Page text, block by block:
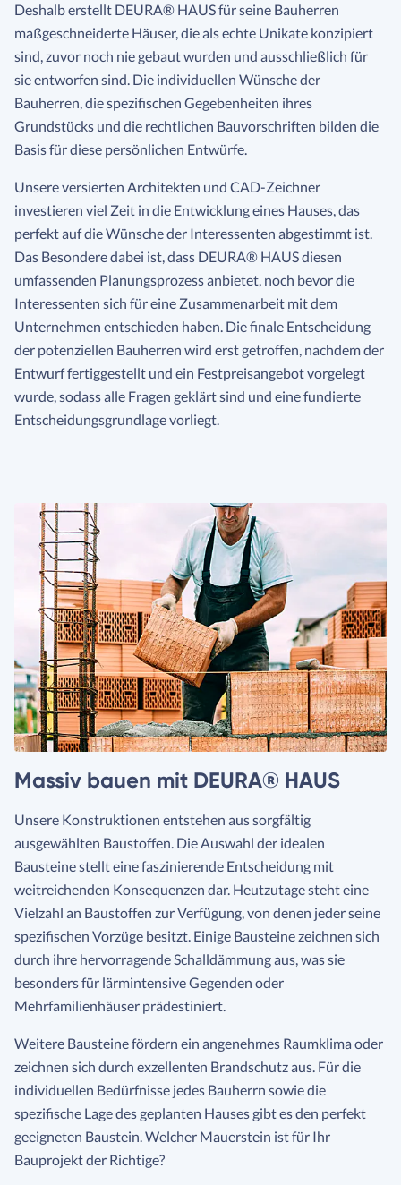
Deshalb erstellt DEURA® HAUS für seine Bauherren
maßgeschneiderte Häuser, die als echte Unikate konzipiert
sind, zuvor noch nie gebaut wurden und ausschließlich für
sie entworfen sind. Die individuellen Wünsche der
Bauherren, die spezifischen Gegebenheiten ihres
Grundstücks und die rechtlichen Bauvorschriften bilden die
Basis für diese persönlichen Entwürfe.
Unsere versierten Architekten und CAD-Zeichner
investieren viel Zeit in die Entwicklung eines Hauses, das
perfekt auf die Wünsche der Interessenten abgestimmt ist.
Das Besondere dabei ist, dass DEURA® HAUS diesen
umfassenden Planungsprozess anbietet, noch bevor die
Interessenten sich für eine Zusammenarbeit mit dem
Unternehmen entschieden haben. Die finale Entscheidung
der potenziellen Bauherren wird erst getroffen, nachdem der
Entwurf fertiggestellt und ein Festpreisangebot vorgelegt
wurde, sodass alle Fragen geklärt sind und eine fundierte
Entscheidungsgrundlage vorliegt.
Massiv bauen mit DEURA® HAUS
Unsere Konstruktionen entstehen aus sorgfältig
ausgewählten Baustoffen. Die Auswahl der idealen
Bausteine stellt eine faszinierende Entscheidung mit
weitreichenden Konsequenzen dar. Heutzutage steht eine
Vielzahl an Baustoffen zur Verfügung, von denen jeder seine
spezifischen Vorzüge besitzt. Einige Bausteine zeichnen sich
durch ihre hervorragende Schalldämmung aus, was sie
besonders für lärmintensive Gegenden oder
Mehrfamilienhäuser prädestiniert.
Weitere Bausteine fördern ein angenehmes Raumklima oder
zeichnen sich durch exzellenten Brandschutz aus. Für die
individuellen Bedürfnisse jedes Bauherrn sowie die
spezifische Lage des geplanten Hauses gibt es den perfekt
geeigneten Baustein. Welcher Mauerstein ist für Ihr
Bauprojekt der Richtige?